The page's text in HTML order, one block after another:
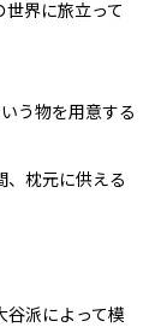
界に旅立って
う物を用意する
、枕元に供える
谷派によって模